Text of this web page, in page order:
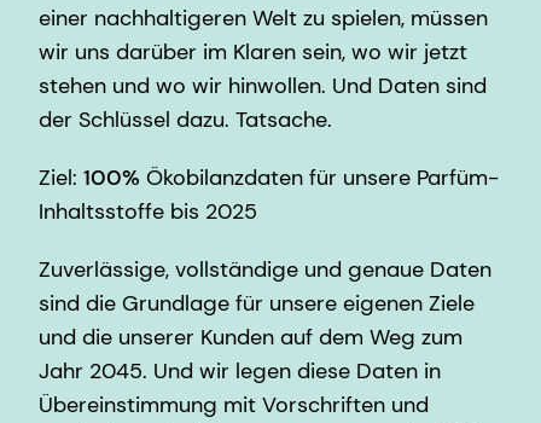
einer nachhaltigeren Welt zu spielen, müssen
wir uns darüber im Klaren sein, wo wir jetzt
stehen und wo wir hinwollen. Und Daten sind
der Schlüssel dazu. Tatsache.
Ziel: 100% Ökobilanzdaten für unsere Parfüm-
Inhaltsstoffe bis 2025
Zuverlässige, vollständige und genaue Daten
sind die Grundlage für unsere eigenen Ziele
und die unserer Kunden auf dem Weg zum
Jahr 2045. Und wir legen diese Daten in
Übereinstimmung mit Vorschriften und